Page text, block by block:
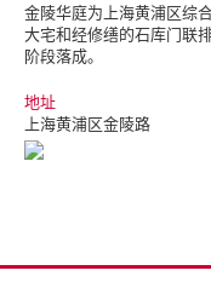
金陵华庭为上海黄浦区综
大宅和经修缮的石库门联
阶段落成。
地址
上海黄浦区金陵路